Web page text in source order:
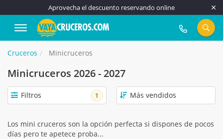
Aprovecha el descuento reservando online
917 815 555
Cruceros Minicruceros
Minicruceros 2026 - 2027
Filtros 1
Los mini cruceros son la opción perfecta si dispones de pocos
días pero te apetece proba...